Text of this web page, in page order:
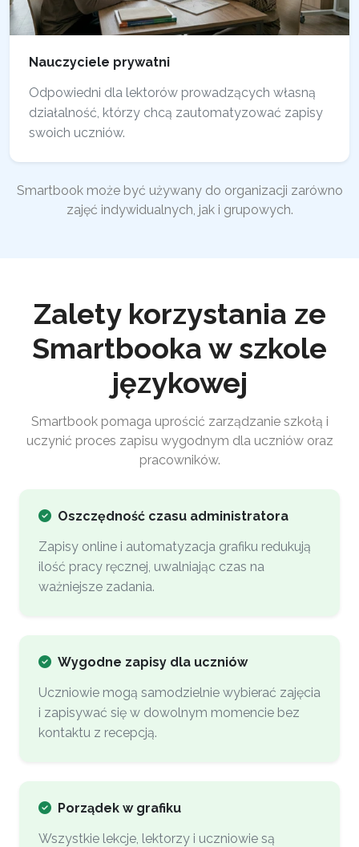
Nauczyciele prywatni
Odpowiedni dla lektorów prowadzących własną
działalność, którzy chcą zautomatyzować zapisy
swoich uczniów.
Smartbook może być używany do organizacji zarówno
zajęć indywidualnych, jak i grupowych.
Zalety korzystania ze
Smartbooka w szkole
językowej
Smartbook pomaga uprościć zarządzanie szkołą i
uczynić proces zapisu wygodnym dla uczniów oraz
pracowników.
Oszczędność czasu administratora
Zapisy online i automatyzacja grafiku redukują
ilość pracy ręcznej, uwalniając czas na
ważniejsze zadania.
Wygodne zapisy dla uczniów
Uczniowie mogą samodzielnie wybierać zajęcia
i zapisywać się w dowolnym momencie bez
kontaktu z recepcją.
Porządek w grafiku
Wszystkie lekcje, lektorzy i uczniowie są